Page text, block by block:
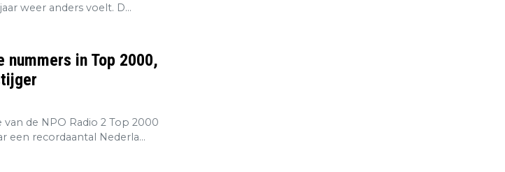
weer anders voelt. D...
nummers in Top 2000,
de NPO Radio 2 Top 2000
een recordaantal Nederla...